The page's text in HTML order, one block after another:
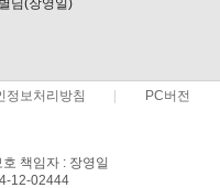
정보처리방침 PC버전
책임자 : 장영일
12-02444